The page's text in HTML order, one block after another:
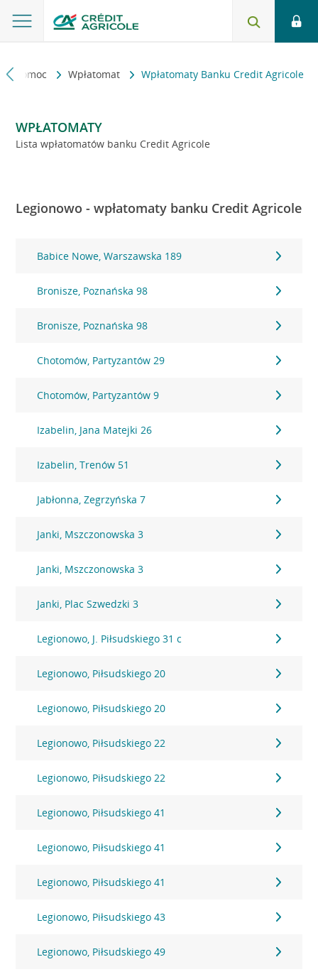
i pomoc Wpłatomat Wpłatomaty Banku Credit Agricole
WPŁATOMATY
Lista wpłatomatów banku Credit Agricole
Legionowo - wpłatomaty banku Credit Agricole
Babice Nowe, Warszawska 189
Bronisze, Poznańska 98
Bronisze, Poznańska 98
Chotomów, Partyzantów 29
Chotomów, Partyzantów 9
Izabelin, Jana Matejki 26
Izabelin, Trenów 51
Jabłonna, Zegrzyńska 7
Janki, Mszczonowska 3
Janki, Mszczonowska 3
Janki, Plac Szwedzki 3
Legionowo, J. Piłsudskiego 31 c
Legionowo, Piłsudskiego 20
Legionowo, Piłsudskiego 20
Legionowo, Piłsudskiego 22
Legionowo, Piłsudskiego 22
Legionowo, Piłsudskiego 41
Legionowo, Piłsudskiego 41
Legionowo, Piłsudskiego 41
Legionowo, Piłsudskiego 43
Legionowo, Piłsudskiego 49